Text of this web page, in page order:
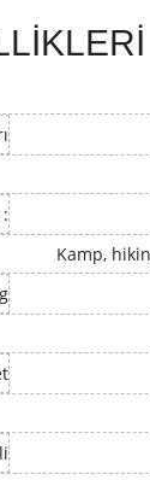
Kamp,